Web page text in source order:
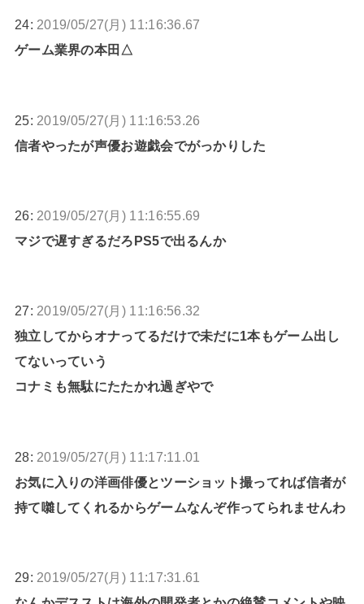
24: 2019/05/27(月) 11:16:36.67
ゲーム業界の本田△
25: 2019/05/27(月) 11:16:53.26
信者やったが声優お遊戯会でがっかりした
26: 2019/05/27(月) 11:16:55.69
マジで遅すぎるだろPS5で出るんか
27: 2019/05/27(月) 11:16:56.32
独立してからオナってるだけで未だに1本もゲーム出し
てないっていう
コナミも無駄にたたかれ過ぎやで
28: 2019/05/27(月) 11:17:11.01
お気に入りの洋画俳優とツーショット撮ってれば信者が
持て囃してくれるからゲームなんぞ作ってられませんわ
29: 2019/05/27(月) 11:17:31.61